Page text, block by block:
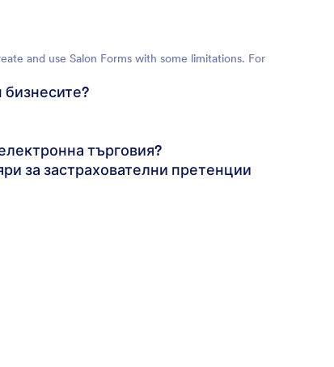
and use Salon Forms with some limitations. For
търговия?
за застрахователни претенции